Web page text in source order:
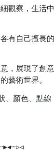
觀察，生活
有自己擅長
，展現了創
藝術世界。
、顏色、點線